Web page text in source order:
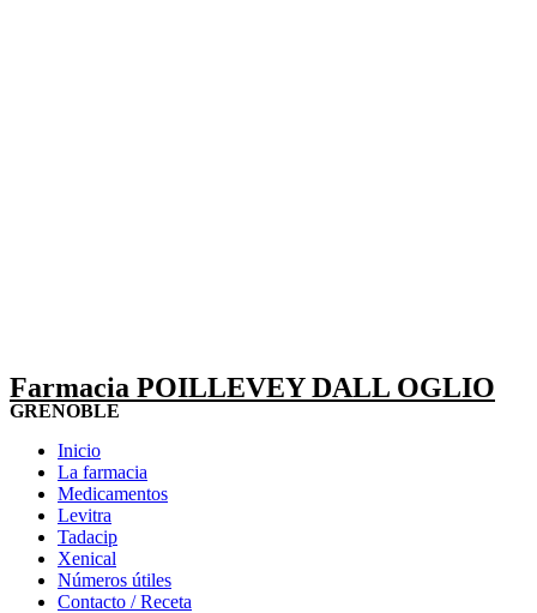
Farmacia POILLEVEY DALL OGLIO
GRENOBLE
Inicio
La farmacia
Medicamentos
Levitra
Tadacip
Xenical
Números útiles
Contacto / Receta